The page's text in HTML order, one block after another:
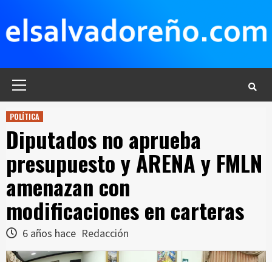
contenido
POLÍTICA
Diputados no aprueba
presupuesto y ARENA y FMLN
amenazan con
modificaciones en carteras
6 años hace Redacción